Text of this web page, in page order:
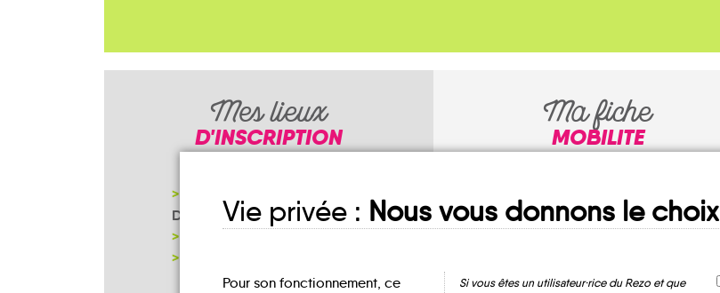
Mes lieux
D'INSCRIPTION
DES CRÊTES PRÉARDENNAIES
Ma fiche
MOBILITE
Vie privée : Nous vous donnons le choix
Pour son fonctionnement, ce
Si vous êtes un utilisateur·rice du Rezo et que